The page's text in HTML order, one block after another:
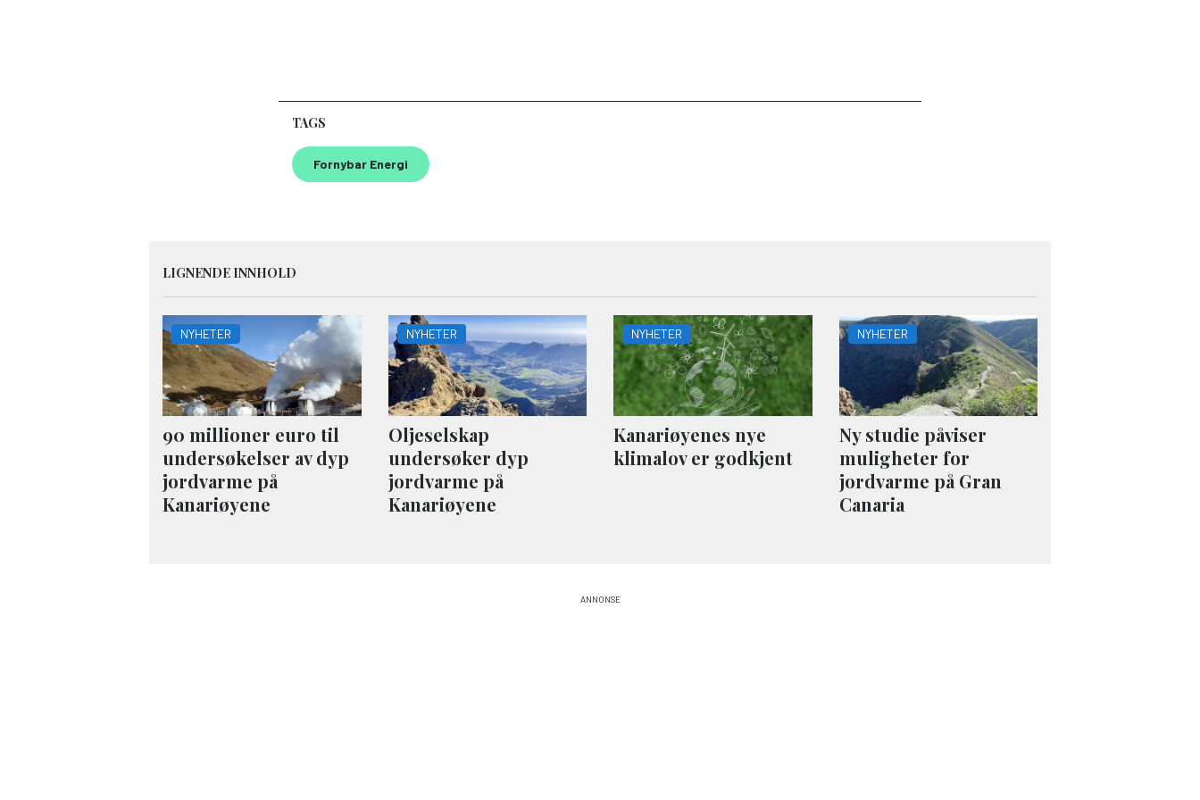
TAGS
Fornybar Energi
LIGNENDE INNHOLD
NYHETER
90 millioner euro til
undersøkelser av dyp
jordvarme på
Kanariøyene
NYHETER
Oljeselskap
undersøker dyp
jordvarme på
Kanariøyene
NYHETER
Kanariøyenes nye
klimalov er godkjent
NYHETER
Ny studie påviser
muligheter for
jordvarme på Gran
Canaria